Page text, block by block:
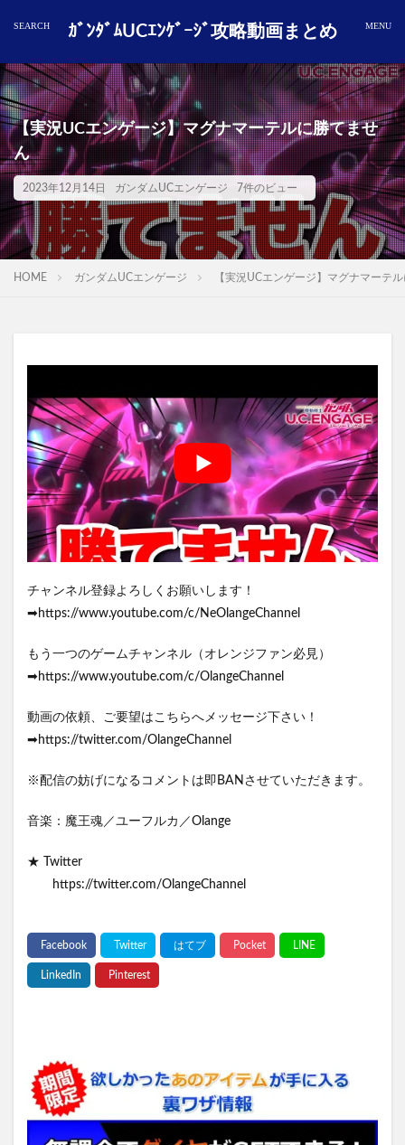
ｶﾞﾝﾀﾞﾑUCｴﾝｹﾞｰｼﾞ攻略動画まとめ
【実況UCエンゲージ】マグナマーテルに勝てませ
ん
2023年12月14日 ガンダムUCエンゲージ 7件のビュー
HOME ガンダムUCエンゲージ 【実況UCエンゲージ】マグナマーテ
チャンネル登録よろしくお願いします！
➡https://www.youtube.com/c/NeOlangeChannel
もう一つのゲームチャンネル（オレンジファン必見）
➡https://www.youtube.com/c/OlangeChannel
動画の依頼、ご要望はこちらへメッセージ下さい！
➡https://twitter.com/OlangeChannel
※配信の妨げになるコメントは即BANさせていただきます。
音楽：魔王魂／ユーフルカ／Olange
★ Twitter
https://twitter.com/OlangeChannel